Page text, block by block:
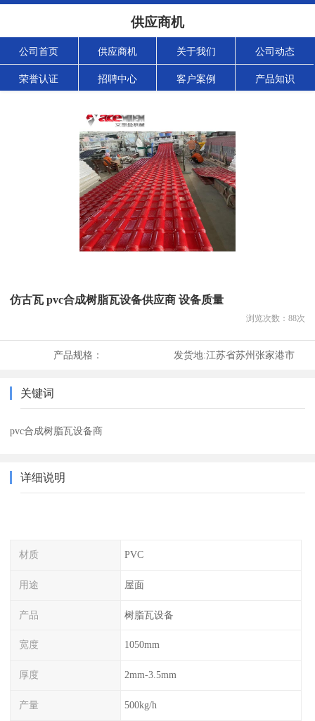
供应商机
公司首页 供应商机 关于我们 公司动态
荣誉认证 招聘中心 客户案例 产品知识
仿古瓦 pvc合成树脂瓦设备供应商 设备质量
浏览次数： 88次
产品规格： 发货地:江苏省苏州张家港市
关键词
pvc合成树脂瓦设备商
详细说明
材质 PVC
用途 屋面
产品 树脂瓦设备
宽度 1050mm
厚度 2mm-3.5mm
产量 500kg/h